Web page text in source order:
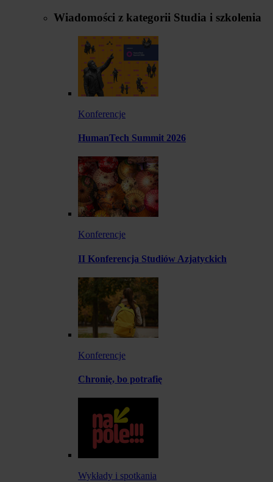
Wiadomości z kategorii Studia i szkolenia
Konferencje
HumanTech Summit 2026
Konferencje
II Konferencja Studiów Azjatyckich
Konferencje
Chronię, bo potrafię
Wykłady i spotkania